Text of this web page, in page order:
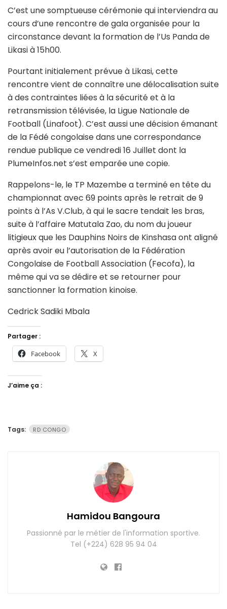
C’est une somptueuse cérémonie qui interviendra au
cours d’une rencontre de gala organisée pour la
circonstance devant la formation de l’Us Panda de
Likasi à 15h00.
Pourtant initialement prévue à Likasi, cette
rencontre vient de connaître une délocalisation suite
à des contraintes liées à la sécurité et à la
retransmission télévisée, la Ligue Nationale de
Football (Linafoot). C’est aussi une décision émanant
de la Fédé congolaise dans une correspondance
rendue publique ce vendredi 16 Juillet dont la
PlumeInfos.net s’est emparée une copie.
Rappelons-le, le TP Mazembe a terminé en tête du
championnat avec 69 points après le retrait de 9
points à l’As V.Club, à qui le sacre tendait les bras,
suite à l’affaire Matutala Zao, du nom du joueur
litigieux que les Dauphins Noirs de Kinshasa ont aligné
après avoir eu l’autorisation de la Fédération
Congolaise de Football Association (Fecofa), la
même qui va se dédire et se retourner pour
sanctionner la formation kinoise.
Cedrick Sadiki Mbala
Partager :
Facebook X
J’aime ça :
Tags: RD CONGO
Hamidou Bangoura
Passionné par le métier de l'information sportive.
Tel (+224) 628 95 94 04